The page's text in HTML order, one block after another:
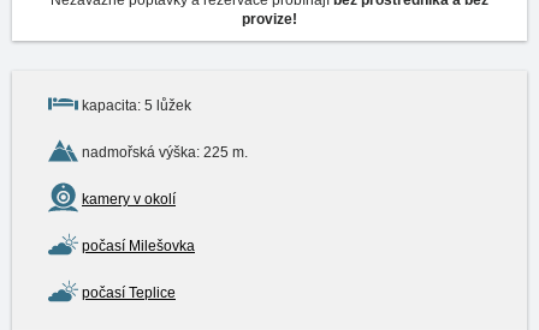
provize!
kapacita: 5 lůžek
nadmořská výška: 225 m.
kamery v okolí
počasí Milešovka
počasí Teplice